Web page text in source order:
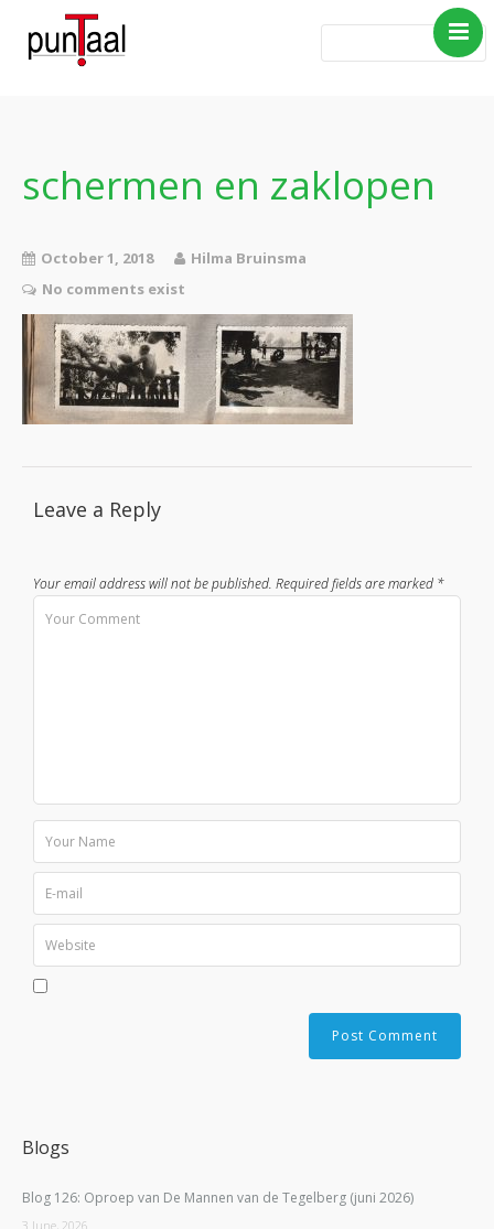
Boeken
Gedichten
Contact
schermen en zaklopen
October 1, 2018
Hilma Bruinsma
No comments exist
Leave a Reply
Your email address will not be published. Required fields are marked *
Blogs
Blog 126: Oproep van De Mannen van de Tegelberg (juni 2026)
3 June, 2026